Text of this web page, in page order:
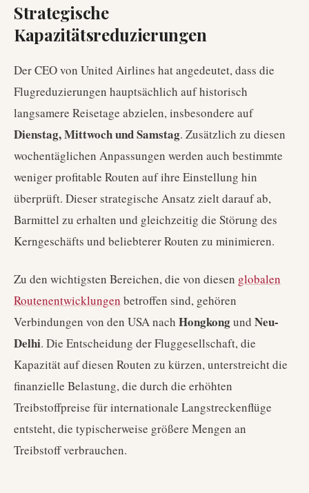
Strategische
Kapazitätsreduzierungen
Der CEO von United Airlines hat angedeutet, dass die
Flugreduzierungen hauptsächlich auf historisch
langsamere Reisetage abzielen, insbesondere auf
Dienstag, Mittwoch und Samstag. Zusätzlich zu diesen
wochentäglichen Anpassungen werden auch bestimmte
weniger profitable Routen auf ihre Einstellung hin
überprüft. Dieser strategische Ansatz zielt darauf ab,
Barmittel zu erhalten und gleichzeitig die Störung des
Kerngeschäfts und beliebterer Routen zu minimieren.
Zu den wichtigsten Bereichen, die von diesen globalen
Routenentwicklungen betroffen sind, gehören
Verbindungen von den USA nach Hongkongund Neu-
Delhi. Die Entscheidung der Fluggesellschaft, die
Kapazität auf diesen Routen zu kürzen, unterstreicht die
finanzielle Belastung, die durch die erhöhten
Treibstoffpreise für internationale Langstreckenflüge
entsteht, die typischerweise größere Mengen an
Treibstoff verbrauchen.